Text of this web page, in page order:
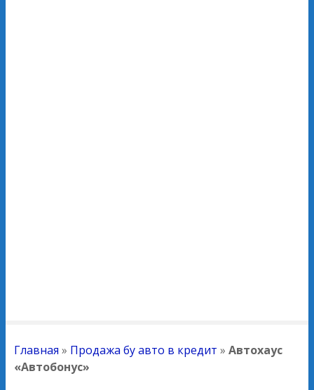
Главная » Продажа бу авто в кредит » Автохаус
«Автобонус»